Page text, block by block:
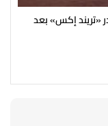
«تريند إكس» بعد